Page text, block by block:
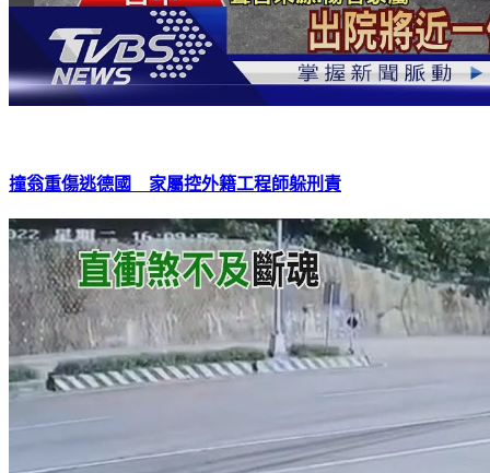
撞翁重傷逃德國 家屬控外籍工程師躲刑責